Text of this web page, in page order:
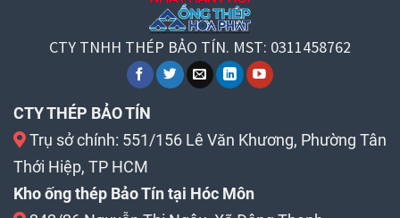
CTY TNHH THÉP BẢO TÍN. MST: 0311458762
CTY THÉP BẢO TÍN
Trụ sở chính: 551/156 Lê Văn Khương, Phường Tân
Thới Hiệp, TP HCM
Kho ống thép Bảo Tín tại Hóc Môn